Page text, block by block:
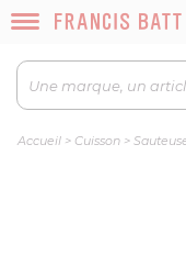
Accueil > Cuisson >